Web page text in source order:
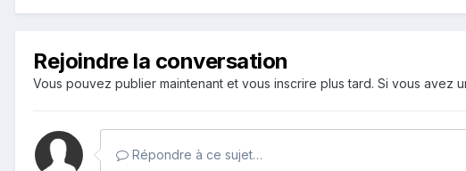
Rejoindre la conversation
Vous pouvez publier maintenant et vous inscrire plus tard. Si vous avez
Répondre à ce sujet…